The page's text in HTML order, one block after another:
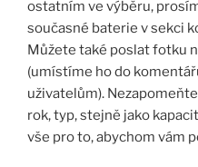
ostatním ve výběru,
současné baterie v sekci
Můžete také poslat fotku
(umístíme ho do
uživatelům).
rok, typ, stejně jako
vše pro to, abychom vám